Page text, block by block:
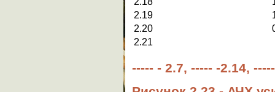
2.19
2.20
2.21
----- - 2.7, ----- -2.14,